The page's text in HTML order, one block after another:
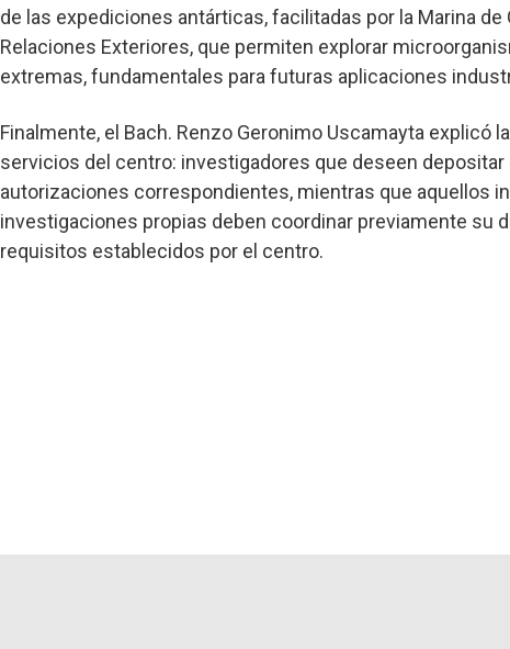
de las expediciones antárticas, facilitadas por la Marina de
Relaciones Exteriores, que permiten explorar
extremas, fundamentales para futuras aplicaciones
Finalmente, el Bach. Renzo Geronimo Uscamayta explicó
servicios del centro: investigadores que deseen
autorizaciones correspondientes, mientras que aquellos
investigaciones propias deben coordinar previamente su
requisitos establecidos por el centro.